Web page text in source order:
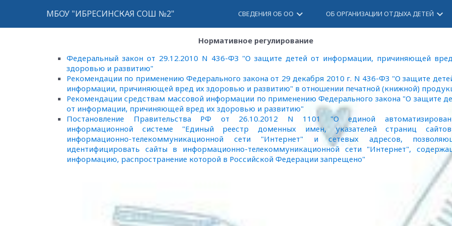
МБОУ "ИБРЕСИНСКАЯ СОШ №2" СВЕДЕНИЯ ОБ ОО keyboard_arrow_down ОБ ОРГАНИЗАЦИИ ОТДЫХА ДЕТЕЙ keyboard_arrow_down
Нормативное регулирование
Федеральный закон от 29.12.2010 N 436-ФЗ "О защите детей от информации, причиняющей
здоровью и развитию"
Рекомендации по применению Федерального закона от 29 декабря 2010 г. N 436-ФЗ "О защите
информации, причиняющей вред их здоровью и развитию" в отношении печатной (книжной)
Рекомендации средствам массовой информации по применению Федерального закона "О защите
от информации, причиняющей вред их здоровью и развитию"
Постановление Правительства РФ от 26.10.2012 N 1101 "О единой
информационной системе "Единый реестр доменных имен, указателей страниц
информационно-телекоммуникационной сети "Интернет" и сетевых адресов,
идентифицировать сайты в информационно-телекоммуникационной сети "Интернет",
информацию, распространение которой в Российской Федерации запрещено"